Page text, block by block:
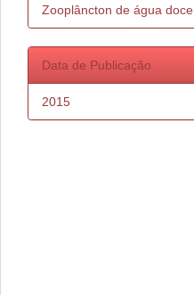
Zooplâncton de água doce
Data de Publicação
2015